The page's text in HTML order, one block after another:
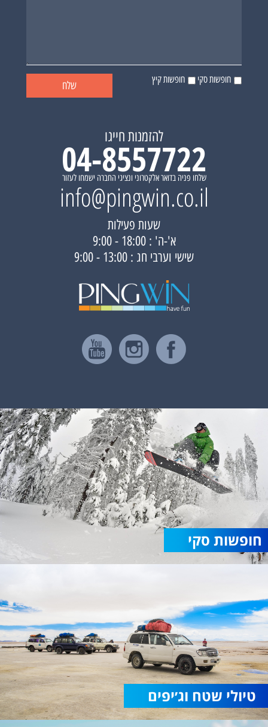
חופשות סקי חופשות קיץ
להזמנות חייגו
04-8557722
שלחו פניה בדואר אלקטרוני ונציגי החברה ישמחו לעזור
info@pingwin.co.il
שעות פעילות
א'-ה' : 18:00 - 9:00
שישי וערבי חג : 13:00 - 9:00
חופשות סקי
טיולי שטח וג׳יפים